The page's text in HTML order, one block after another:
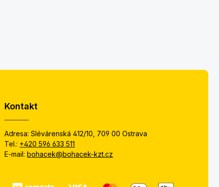
Kontakt
Adresa: Slévárenská 412/10, 709 00 Ostrava
Tel.: +420 596 633 511
E-mail:bohacek@bohacek-kzt.cz